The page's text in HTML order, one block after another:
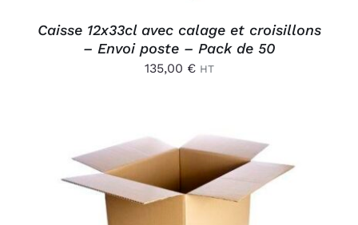
Caisse 12x33cl avec calage et croisillons
– Envoi poste – Pack de 50
135,00 € HT
AJOUTER AU PANIER
/